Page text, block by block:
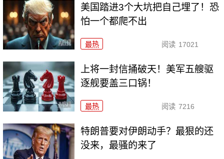
美国踏进3个大坑把自己埋了！恐
怕一个都爬不出
最热 阅读 17021
上将一封信捅破天！美军五艘驱
逐舰要盖三口锅！
最热 阅读 7216
特朗普要对伊朗动手？最狠的还
没来，最骚的来了